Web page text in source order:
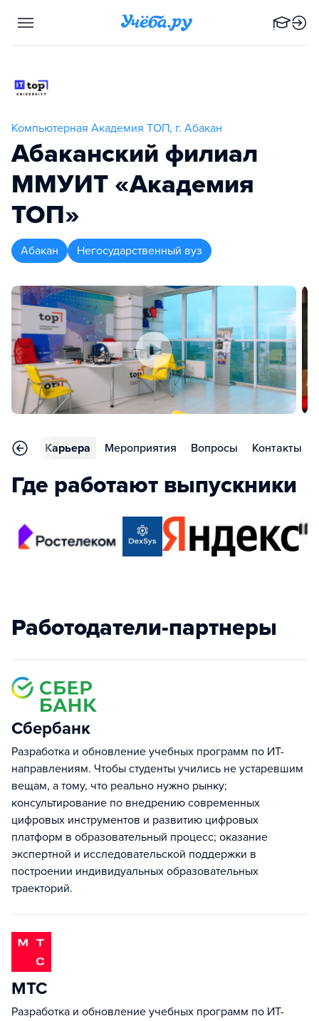
Компьютерная Академия TOП, г. Абакан
Абаканский филиал
ММУИТ «Академия
ТОП»
Абакан Негосударственный вуз
Карьера Мероприятия Вопросы Контакты
Где работают выпускники
Работодатели-партнеры
Сбербанк
Разработка и обновление учебных программ по ИТ-
направлениям. Чтобы студенты учились не устаревшим
вещам, а тому, что реально нужно рынку;
консультирование по внедрению современных
цифровых инструментов и развитию цифровых
платформ в образовательный процесс; оказание
экспертной и исследовательской поддержки в
построении индивидуальных образовательных
траекторий.
МТС
Разработка и обновление учебных программ по ИТ-